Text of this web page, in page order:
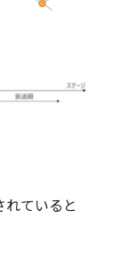
ていると